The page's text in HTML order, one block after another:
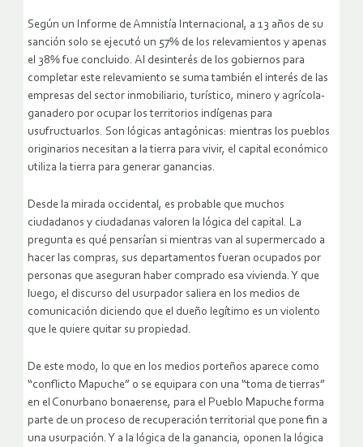
Según un Informe de Amnistía Internacional, a 13 años de su
sanción solo se ejecutó un 57% de los relevamientos y apenas
el 38% fue concluido. Al desinterés de los gobiernos para
completar este relevamiento se suma también el interés de las
empresas del sector inmobiliario, turístico, minero y agrícola-
ganadero por ocupar los territorios indígenas para
usufructuarlos. Son lógicas antagónicas: mientras los pueblos
originarios necesitan a la tierra para vivir, el capital económico
utiliza la tierra para generar ganancias.
Desde la mirada occidental, es probable que muchos
ciudadanos y ciudadanas valoren la lógica del capital. La
pregunta es qué pensarían si mientras van al supermercado a
hacer las compras, sus departamentos fueran ocupados por
personas que aseguran haber comprado esa vivienda. Y que
luego, el discurso del usurpador saliera en los medios de
comunicación diciendo que el dueño legítimo es un violento
que le quiere quitar su propiedad.
De este modo, lo que en los medios porteños aparece como
“conflicto Mapuche” o se equipara con una “toma de tierras”
en el Conurbano bonaerense, para el Pueblo Mapuche forma
parte de un proceso de recuperación territorial que pone fin a
una usurpación. Y a la lógica de la ganancia, oponen la lógica